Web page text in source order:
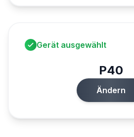
Gerät ausgewählt
P40
Ändern